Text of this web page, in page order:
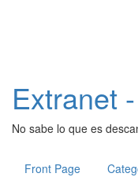
Extranet
No sabe lo que es
Front Page